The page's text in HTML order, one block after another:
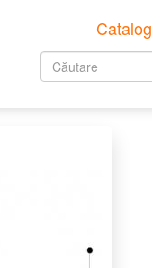
Catalog
Formular